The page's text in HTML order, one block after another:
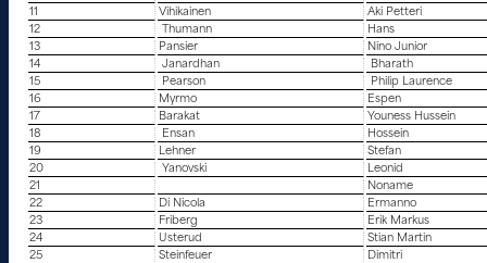
11
Vihikainen
Aki Petteri
12
Thumann
Hans
13
Pansier
Nino Junior
14
Janardhan
Bharath
15
Pearson
Philip Laurence
16
Myrmo
Espen
17
Barakat
Youness Hussein
18
Ensan
Hossein
19
Lehner
Stefan
20
Yanovski
Leonid
21
Noname
22
Di Nicola
Ermanno
23
Friberg
Erik Markus
24
Usterud
Stian Martin
25
Steinfeuer
Dimitri